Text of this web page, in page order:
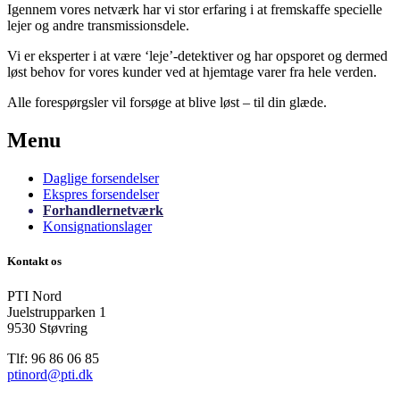
Igennem vores netværk har vi stor erfaring i at fremskaffe specielle
lejer og andre transmissionsdele.
Vi er eksperter i at være ‘leje’-detektiver og har opsporet og dermed
løst behov for vores kunder ved at hjemtage varer fra hele verden.
Alle forespørgsler vil forsøge at blive løst – til din glæde.
Menu
Daglige forsendelser
Ekspres forsendelser
Forhandlernetværk
Konsignationslager
Kontakt os
PTI Nord
Juelstrupparken 1
9530 Støvring
Tlf: 96 86 06 85
ptinord@pti.dk